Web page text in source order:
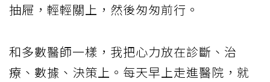
抽屜，輕輕關上，然後匆匆前行。
和多數醫師一樣，我把心力放在診斷、治
療、數據、決策上。每天早上走進醫院，就